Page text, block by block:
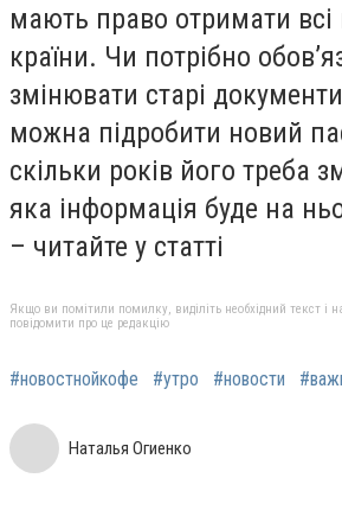
мають право отримати
країни. Чи потрібно
змінювати старі
можна підробити новий
скільки років його треба
яка інформація буде на
– читайте у статті
Якщо ви помітили помилку, виділіть необхідний текст і
повідомити про це редакцію
#новостнойкофе #утро #новости
Наталья Огиенко